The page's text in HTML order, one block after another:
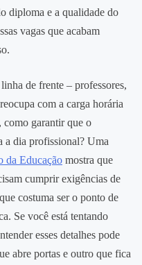
diploma e a qualidade do
vagas que acabam
de frente – professores,
com a carga horária
como garantir que o
a dia profissional? Uma
da Educação mostra que
cumprir exigências de
costuma ser o ponto de
Se você está tentando
esses detalhes pode
abre portas e outro que fica